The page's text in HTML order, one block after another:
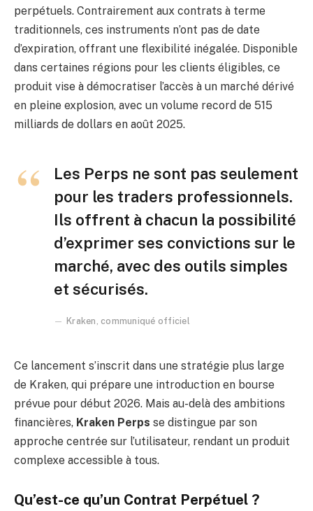
perpétuels. Contrairement aux contrats à terme
traditionnels, ces instruments n’ont pas de date
d’expiration, offrant une flexibilité inégalée. Disponible
dans certaines régions pour les clients éligibles, ce
produit vise à démocratiser l’accès à un marché dérivé
en pleine explosion, avec un volume record de 515
milliards de dollars en août 2025.
Les Perps ne sont pas seulement
pour les traders professionnels.
Ils offrent à chacun la possibilité
d’exprimer ses convictions sur le
marché, avec des outils simples
et sécurisés.
Kraken, communiqué officiel
Ce lancement s’inscrit dans une stratégie plus large
de Kraken, qui prépare une introduction en bourse
prévue pour début 2026. Mais au-delà des ambitions
financières, Kraken Perps se distingue par son
approche centrée sur l’utilisateur, rendant un produit
complexe accessible à tous.
Qu’est-ce qu’un Contrat Perpétuel ?